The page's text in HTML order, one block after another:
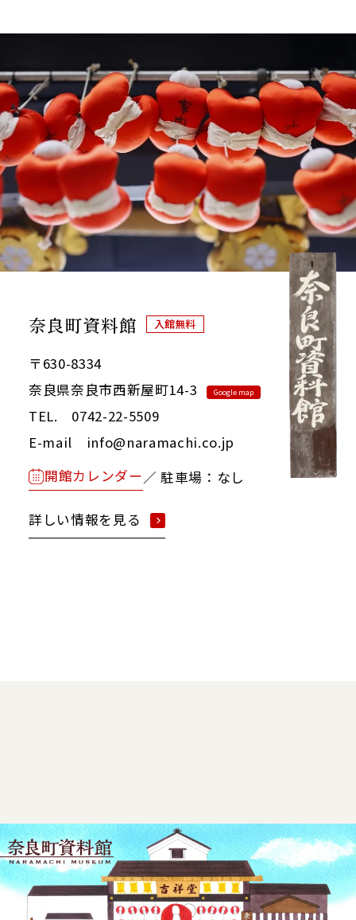
奈良町資料館 入館無料
〒630-8334
奈良県奈良市西新屋町14-3
Google map
TEL. 0742-22-5509
E-mail info@naramachi.co.jp
開館カレンダー ／ 駐車場：なし
詳しい情報を見る